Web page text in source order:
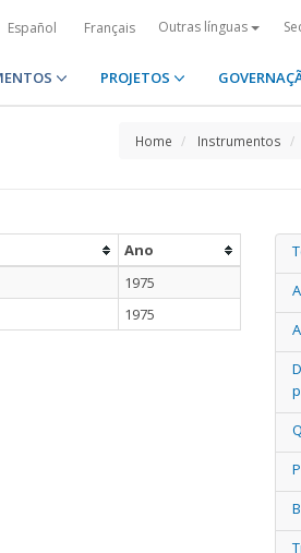
Español Français Outras línguas
PROJETOS
Home Instrumentos
Ano
1975
1975